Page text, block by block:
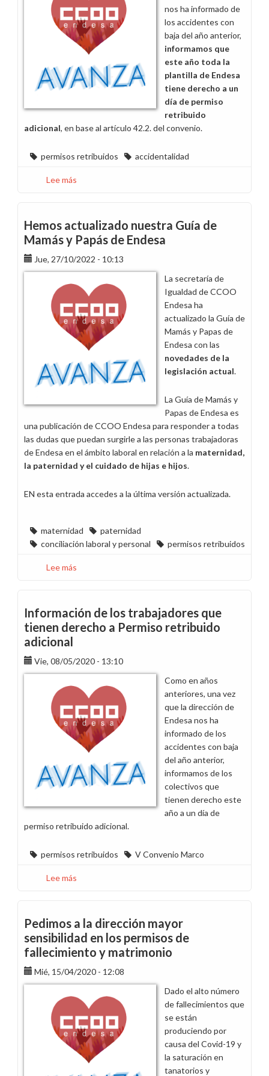
nos ha informado de
los accidentes con
baja del año anterior,
informamos que
este año toda la
plantilla de Endesa
tiene derecho a un
día de permiso
retribuido
adicional, en base al artículo 42.2. del convenio.
permisos retribuidos accidentalidad
Lee más
plantilla
de
Endesa
tiene
derecho
a
permiso
retribuido
adicional
en
2023
Hemos actualizado nuestra Guía de
Mamás y Papás de Endesa
Jue, 27/10/2022 - 10:13
La secretaría de
Igualdad de CCOO
Endesa ha
actualizado la Guía de
Mamás y Papas de
Endesa con las
novedades de la
legislación actual.
La Guía de Mamás y
Papas de Endesa es
una publicación de CCOO Endesa para responder a todas
las dudas que puedan surgirle a las personas trabajadoras
de Endesa en el ámbito laboral en relación a la maternidad,
la paternidad y el cuidado de hijas e hijos.
EN esta entrada accedes a la última versión actualizada.
maternidad
paternidad
conciliación laboral y personal
permisos retribuidos
Lee más
nuestra
Guía
de
y
Papás
de
Endesa
Información de los trabajadores que
tienen derecho a Permiso retribuido
adicional
Vie, 08/05/2020 - 13:10
Como en años
anteriores, una vez
que la dirección de
Endesa nos ha
informado de los
accidentes con baja
del año anterior,
informamos de los
colectivos que
tienen derecho este
año a un día de
permiso retribuido adicional.
permisos retribuidos V Convenio Marco
Lee más
los
trabajadores
que
tienen
derecho
a
Permiso
retribuido
adicional
Pedimos a la dirección mayor
sensibilidad en los permisos de
fallecimiento y matrimonio
Mié, 15/04/2020 - 12:08
Dado el alto número
de fallecimientos que
se están
produciendo por
causa del Covid-19 y
la saturación en
tanatorios y